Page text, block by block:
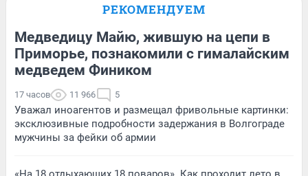
РЕКОМЕНДУЕМ
Медведицу Майю, жившую на цепи в
Приморье, познакомили с гималайским
медведем Фиником
17 часов 11 966 5
Уважал иноагентов и размещал фривольные картинки:
эксклюзивные подробности задержания в Волгограде
мужчины за фейки об армии